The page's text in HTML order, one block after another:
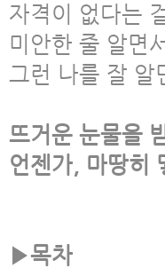
자격이 없다는
미안한 줄 알면
그런 나를 잘
뜨거운 눈물을
언젠가, 마땅히
▶목차